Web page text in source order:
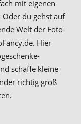
mit eigenen
du gehst auf
Welt der Foto-
Hier
schaffe kleine
richtig groß